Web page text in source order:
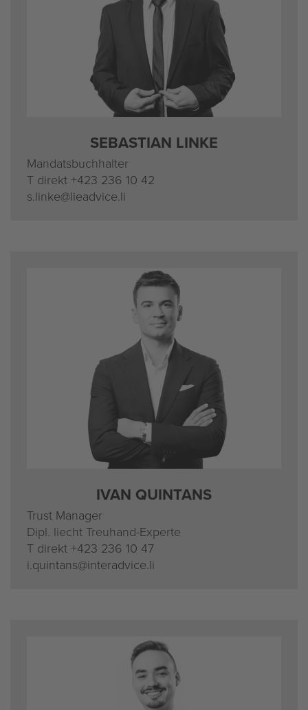
SE­BAS­TI­AN LINKE
Man­dats­buch­hal­ter
T di­rekt +423 236 10 42
s.​linke@​lieadvice.​li
IVAN QUIN­TANS
Trust Ma­na­ger
Dipl. liecht Treu­hand-Ex­per­te
T di­rekt +423 236 10 47
i.​quintans@​interadvice.​li